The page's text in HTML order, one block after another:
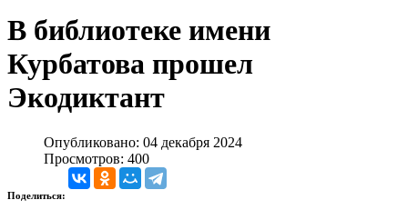
В библиотеке имени
Курбатова прошел
Экодиктант
Опубликовано: 04 декабря 2024
Просмотров: 400
Поделиться: